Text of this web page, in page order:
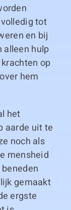
tot
en bij
alleen hulp
op
hem
het
aarde uit te
noch als
mensheid
gemaakt
ergste